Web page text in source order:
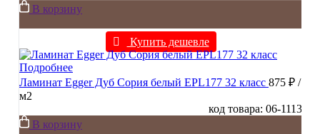
В корзину
Купить дешевле
Подробнее
Ламинат Egger Дуб Сория белый EPL177 32 класс 875 ₽ /
м2
код товара: 06-1113
В корзину